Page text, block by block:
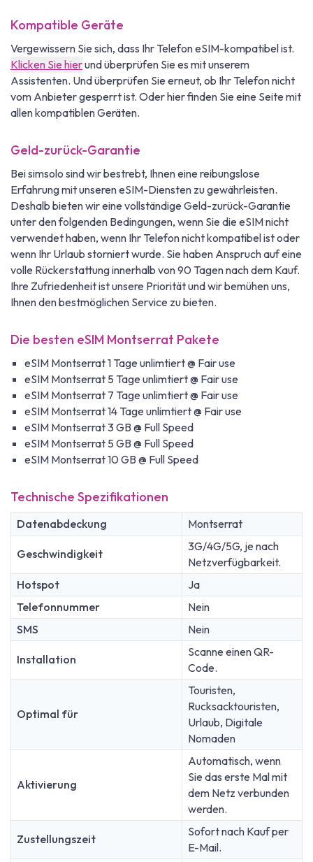
Kompatible Geräte
Vergewissern Sie sich, dass Ihr Telefon eSIM-kompatibel ist.
Klicken Sie hierund überprüfen Sie es mit unserem
Assistenten. Und überprüfen Sie erneut, ob Ihr Telefon nicht
vom Anbieter gesperrt ist. Oder hier finden Sie eine Seite mit
allen kompatiblen Geräten.
Geld-zurück-Garantie
Bei simsolo sind wir bestrebt, Ihnen eine reibungslose
Erfahrung mit unseren eSIM-Diensten zu gewährleisten.
Deshalb bieten wir eine vollständige Geld-zurück-Garantie
unter den folgenden Bedingungen, wenn Sie die eSIM nicht
verwendet haben, wenn Ihr Telefon nicht kompatibel ist oder
wenn Ihr Urlaub storniert wurde. Sie haben Anspruch auf eine
volle Rückerstattung innerhalb von 90 Tagen nach dem Kauf.
Ihre Zufriedenheit ist unsere Priorität und wir bemühen uns,
Ihnen den bestmöglichen Service zu bieten.
Die besten eSIM Montserrat Pakete
eSIM Montserrat 1 Tage unlimtiert @ Fair use
eSIM Montserrat 5 Tage unlimtiert @ Fair use
eSIM Montserrat 7 Tage unlimtiert @ Fair use
eSIM Montserrat 14 Tage unlimtiert @ Fair use
eSIM Montserrat 3 GB @ Full Speed
eSIM Montserrat 5 GB @ Full Speed
eSIM Montserrat 10 GB @ Full Speed
Technische Spezifikationen
Datenabdeckung Montserrat
Geschwindigkeit
3G/4G/5G, je nach
Netzverfügbarkeit.
Hotspot
Ja
Telefonnummer
Nein
SMS
Nein
Installation
Scanne einen QR-
Code.
Optimal für
Touristen,
Rucksacktouristen,
Urlaub, Digitale
Nomaden
Aktivierung
Automatisch, wenn
Sie das erste Mal mit
dem Netz verbunden
werden.
Zustellungszeit
Sofort nach Kauf per
E-Mail.